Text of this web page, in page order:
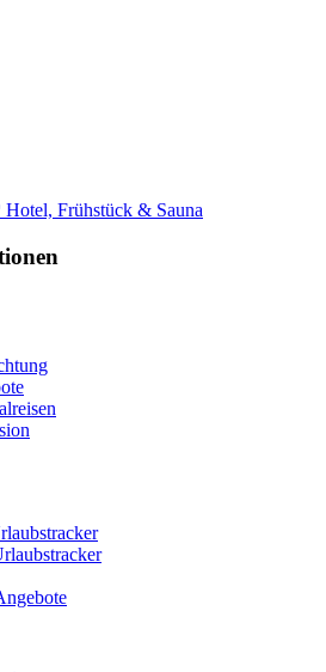
Frühstück & Sauna